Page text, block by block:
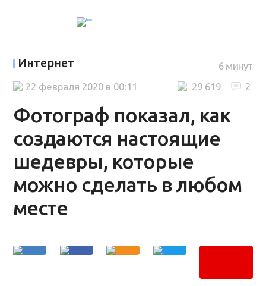
Интернет
Фотограф показал, как
создаются настоящие
шедевры, которые
можно сделать в любом
месте
6 минут
2
29 619
22 февраля 2020 в 00:11